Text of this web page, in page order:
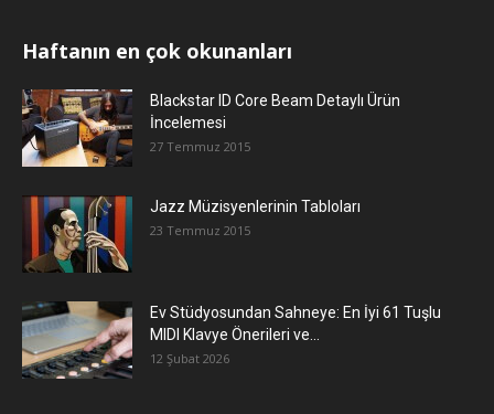
Haftanın en çok okunanları
Blackstar ID Core Beam Detaylı Ürün
İncelemesi
27 Temmuz 2015
Jazz Müzisyenlerinin Tabloları
23 Temmuz 2015
Ev Stüdyosundan Sahneye: En İyi 61 Tuşlu
MIDI Klavye Önerileri ve...
12 Şubat 2026